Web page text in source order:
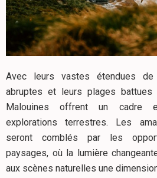
Avec leurs vastes étendues
abruptes et leurs plages
Malouines offrent un cadre
explorations terrestres. Les
seront comblés par les
paysages, où la lumière
aux scènes naturelles une